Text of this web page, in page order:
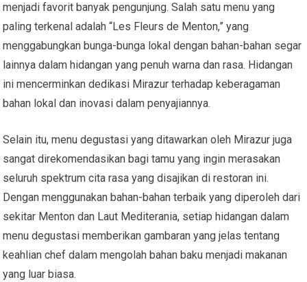
menjadi favorit banyak pengunjung. Salah satu menu yang
paling terkenal adalah “Les Fleurs de Menton,” yang
menggabungkan bunga-bunga lokal dengan bahan-bahan segar
lainnya dalam hidangan yang penuh warna dan rasa. Hidangan
ini mencerminkan dedikasi Mirazur terhadap keberagaman
bahan lokal dan inovasi dalam penyajiannya.
Selain itu, menu degustasi yang ditawarkan oleh Mirazur juga
sangat direkomendasikan bagi tamu yang ingin merasakan
seluruh spektrum cita rasa yang disajikan di restoran ini.
Dengan menggunakan bahan-bahan terbaik yang diperoleh dari
sekitar Menton dan Laut Mediterania, setiap hidangan dalam
menu degustasi memberikan gambaran yang jelas tentang
keahlian chef dalam mengolah bahan baku menjadi makanan
yang luar biasa.